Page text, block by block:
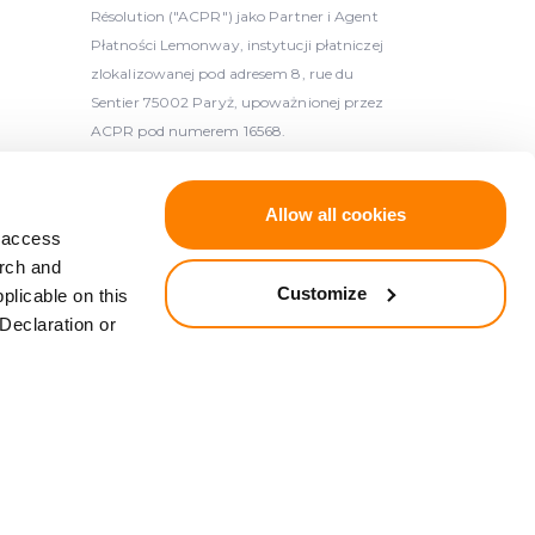
and
on this
or
Allow all cookies
Customize
Résolution ("ACPR") jako Partner i Agent
Płatności Lemonway, instytucji płatniczej
zlokalizowanej pod adresem 8, rue du
Sentier 75002 Paryż, upoważnionej przez
ACPR pod numerem 16568.
dostawcą usług
2014/49/UE Parlamentu
zgodnie z Dyrektywą 97/9/
depozytów (Dz. Urz. UE L 173,
inwestorów (Dz.U. L 84, 26.3.1997, str. 22).